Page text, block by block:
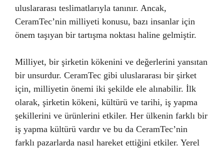
uluslararası teslimatlarıyla tanınır. Ancak,
CeramTec’nin milliyeti konusu, bazı insanlar için
önem taşıyan bir tartışma noktası haline gelmiştir.
Milliyet, bir şirketin kökenini ve değerlerini yansıtan
bir unsurdur. CeramTec gibi uluslararası bir şirket
için, milliyetin önemi iki şekilde ele alınabilir. İlk
olarak, şirketin kökeni, kültürü ve tarihi, iş yapma
şekillerini ve ürünlerini etkiler. Her ülkenin farklı bir
iş yapma kültürü vardır ve bu da CeramTec’nin
farklı pazarlarda nasıl hareket ettiğini etkiler. Yerel